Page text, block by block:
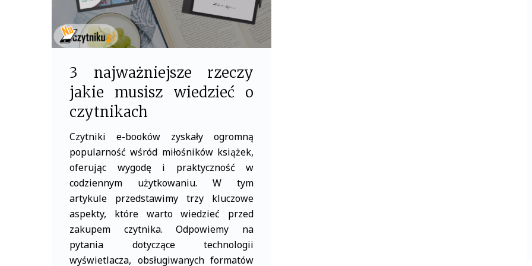
3 najważniejsze rzeczy
jakie musisz wiedzieć o
czytnikach
Czytniki e-booków zyskały ogromną
popularność wśród miłośników książek,
oferując wygodę i praktyczność w
codziennym użytkowaniu. W tym
artykule przedstawimy trzy kluczowe
aspekty, które warto wiedzieć przed
zakupem czytnika. Odpowiemy na
pytania dotyczące technologii
wyświetlacza, obsługiwanych formatów